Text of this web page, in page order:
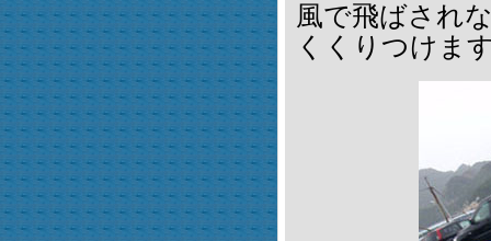
風で飛ばされ
くくりつけま